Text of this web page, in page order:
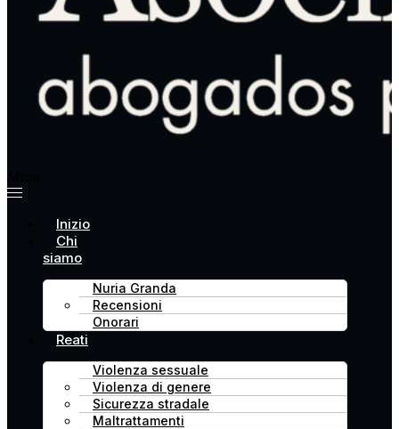
Inizio
Chi
siamo
Nuria Granda
Recensioni
Onorari
Reati
Violenza sessuale
Violenza di genere
Sicurezza stradale
Maltrattamenti